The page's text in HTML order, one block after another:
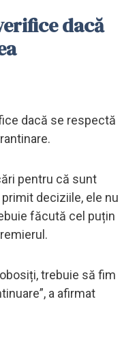
dacă
dacă se respectă
pentru că sunt
deciziile, ele nu
făcută cel puțin
trebuie să fim
a afirmat